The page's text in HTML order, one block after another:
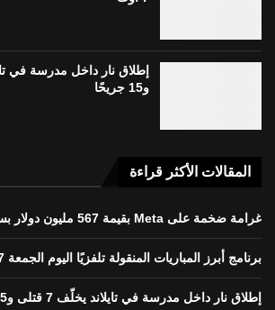
و15 جريحًا
المقالات الأكثر قراءة
غرامة ضخمة على Meta بقيمة 567 مليون دولار بسبب حماية القاصرين
برنامج أبرز المباريات المنقولة تلفزيًا اليوم الجمعة 7 أوت
إطلاق نار داخل مدرسة في تايلاند يخلّف 7 قتلى و15 جريحًا